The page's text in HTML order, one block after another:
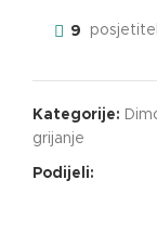
9
Kategorije:
grijanje
Podijeli: